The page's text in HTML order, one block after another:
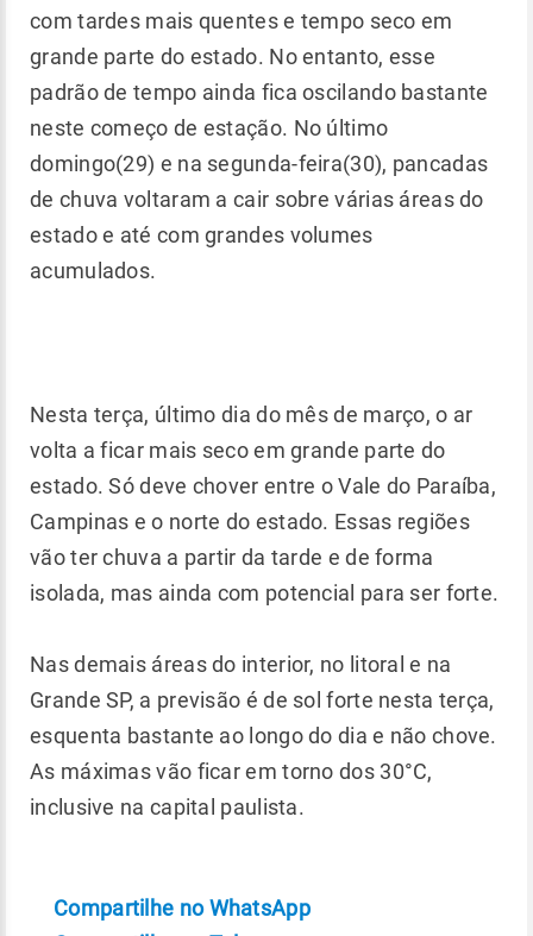
com tardes mais quentes e tempo seco em
grande parte do estado. No entanto, esse
padrão de tempo ainda fica oscilando bastante
neste começo de estação. No último
domingo(29) e na segunda-feira(30), pancadas
de chuva voltaram a cair sobre várias áreas do
estado e até com grandes volumes
acumulados.
Nesta terça, último dia do mês de março, o ar
volta a ficar mais seco em grande parte do
estado. Só deve chover entre o Vale do Paraíba,
Campinas e o norte do estado. Essas regiões
vão ter chuva a partir da tarde e de forma
isolada, mas ainda com potencial para ser forte.
Nas demais áreas do interior, no litoral e na
Grande SP, a previsão é de sol forte nesta terça,
esquenta bastante ao longo do dia e não chove.
As máximas vão ficar em torno dos 30°C,
inclusive na capital paulista.
Compartilhe no WhatsApp